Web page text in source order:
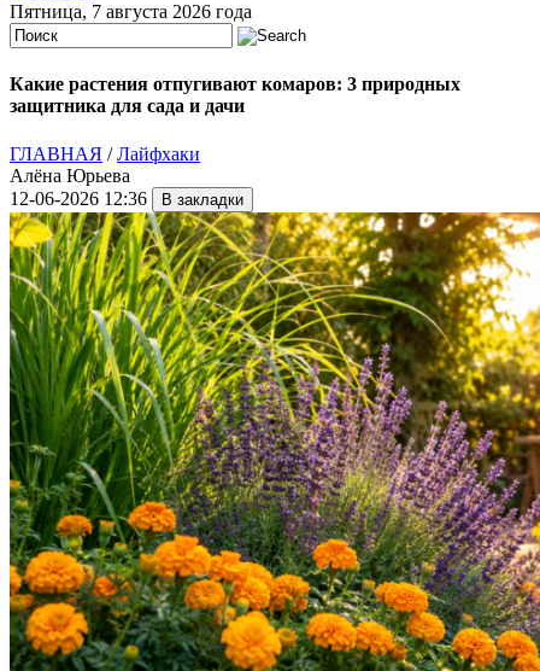
Пятница, 7 августа 2026 года
Какие растения отпугивают комаров: 3 природных
защитника для сада и дачи
ГЛАВНАЯ /Лайфхаки
Алёна Юрьева
12-06-2026 12:36